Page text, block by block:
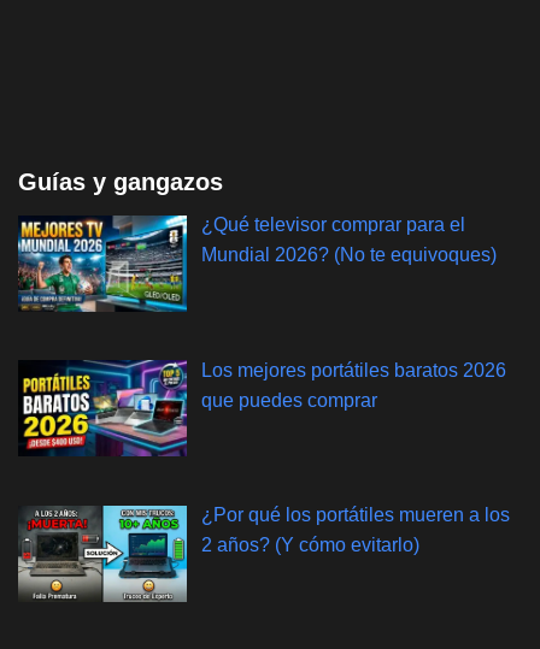
Guías y gangazos
¿Qué televisor comprar para el
Mundial 2026? (No te equivoques)
Los mejores portátiles baratos 2026
que puedes comprar
¿Por qué los portátiles mueren a los
2 años? (Y cómo evitarlo)